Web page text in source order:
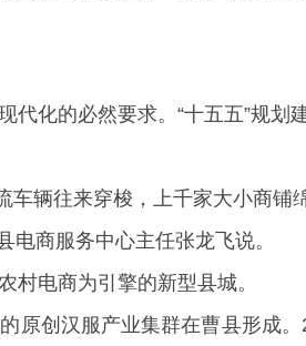
化的必然要求。“十五五”规划
辆往来穿梭，上千家大小商铺
电商服务中心主任张龙飞说。
村电商为引擎的新型县城。
原创汉服产业集群在曹县形成